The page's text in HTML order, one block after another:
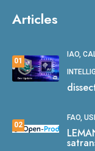
Articles
01
IAO,
02
FAO,